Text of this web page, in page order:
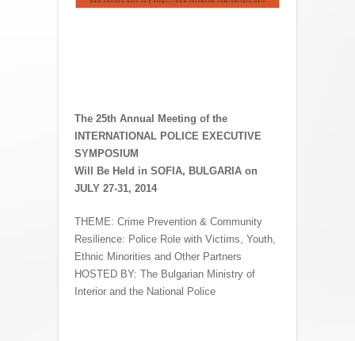
The 25th Annual Meeting of the
INTERNATIONAL POLICE EXECUTIVE
SYMPOSIUM
Will Be Held in SOFIA, BULGARIA on
JULY 27-31, 2014
THEME: Crime Prevention & Community
Resilience: Police Role with Victims, Youth,
Ethnic Minorities and Other Partners
HOSTED BY: The Bulgarian Ministry of
Interior and the National Police